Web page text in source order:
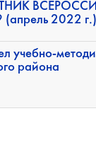
2022 г.)
учебно-
района